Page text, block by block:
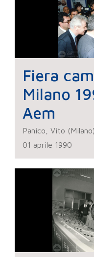
Fiera
Milano
Aem
Panico, Vito (Milano)
01 aprile 1990